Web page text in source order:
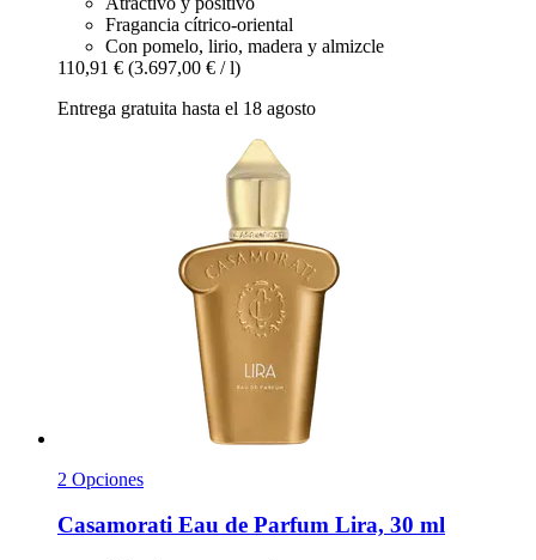
Fragancia cítrico-oriental
Con pomelo, lirio, madera y almizcle
110,91 € (3.697,00 € / l)
Entrega gratuita hasta el 18 agosto
2 Opciones
Casamorati Eau de Parfum Lira, 30 ml